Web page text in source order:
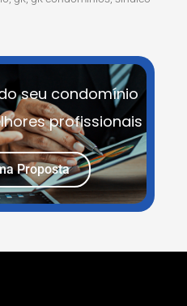
seu condomínio
profissionais
Proposta